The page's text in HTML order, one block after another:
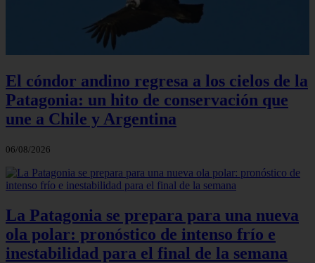
El cóndor andino regresa a los cielos de la
Patagonia: un hito de conservación que
une a Chile y Argentina
06/08/2026
La Patagonia se prepara para una nueva
ola polar: pronóstico de intenso frío e
inestabilidad para el final de la semana